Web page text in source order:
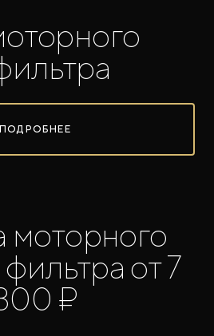
внедорожник
ПОДРОБНЕЕ
моторного
от 7
₽